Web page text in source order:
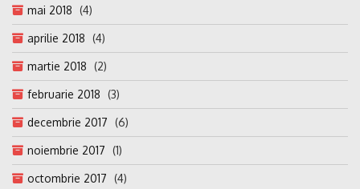
mai 2018 (4)
aprilie 2018 (4)
martie 2018 (2)
februarie 2018 (3)
decembrie 2017 (6)
noiembrie 2017 (1)
octombrie 2017 (4)